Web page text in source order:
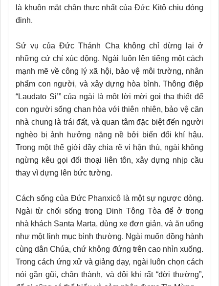
là khuôn mặt chân thực nhất của Đức Kitô chịu đóng
đinh.
Sứ vụ của Đức Thánh Cha không chỉ dừng lại ở
những cử chỉ xúc động. Ngài luôn lên tiếng một cách
mạnh mẽ về công lý xã hội, bảo vệ môi trường, nhân
phẩm con người, và xây dựng hòa bình. Thông điệp
“Laudato Si’” của ngài là một lời mời gọi tha thiết để
con người sống chan hòa với thiên nhiên, bảo vệ căn
nhà chung là trái đất, và quan tâm đặc biệt đến người
nghèo bị ảnh hưởng nặng nề bởi biến đổi khí hậu.
Trong một thế giới đầy chia rẽ vì hận thù, ngài không
ngừng kêu gọi đối thoại liên tôn, xây dựng nhịp cầu
thay vì dựng lên bức tường.
Cách sống của Đức Phanxicô là một sự ngược dòng.
Ngài từ chối sống trong Dinh Tông Tòa để ở trong
nhà khách Santa Marta, dùng xe đơn giản, và ăn uống
như một linh mục bình thường. Ngài muốn đồng hành
cùng dân Chúa, chứ không đứng trên cao nhìn xuống.
Trong cách ứng xử và giảng dạy, ngài luôn chọn cách
nói gần gũi, chân thành, và đôi khi rất “đời thường”,